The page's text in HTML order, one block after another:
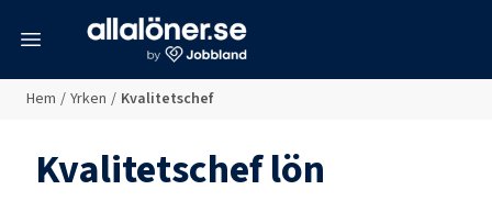
Hem / Yrken / Kvalitetschef
Kvalitetscheflön